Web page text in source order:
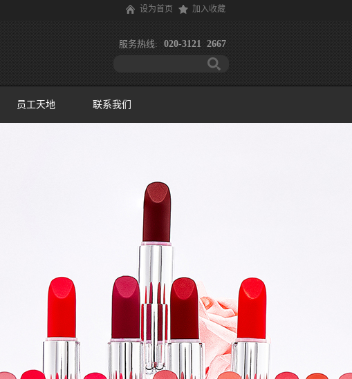
设为首页 加入收藏
服务热线: 020-3121 2667
员工天地 联系我们